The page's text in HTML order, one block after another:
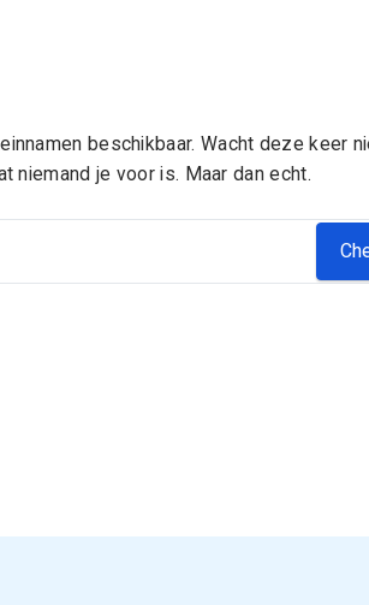
beschikbaar. Wacht deze keer
niemand je voor is. Maar dan echt.